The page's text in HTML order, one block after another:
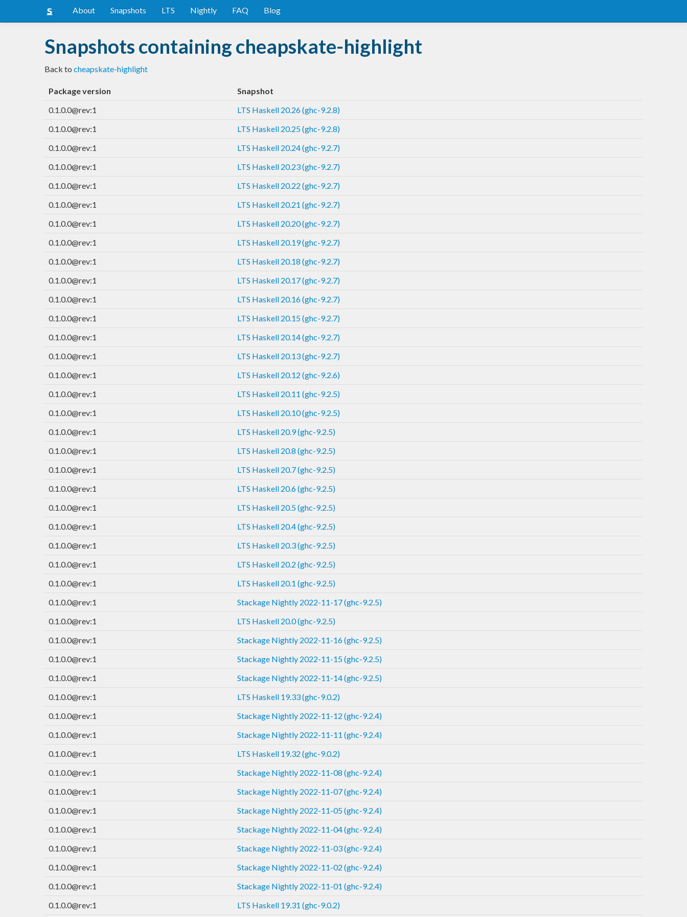
About Snapshots LTS Nightly FAQ Blog
Snapshots containing cheapskate-highlight
Back to cheapskate-highlight
Package version
Snapshot
0.1.0.0@rev:1
LTS Haskell 20.26 (ghc-9.2.8)
0.1.0.0@rev:1
LTS Haskell 20.25 (ghc-9.2.8)
0.1.0.0@rev:1
LTS Haskell 20.24 (ghc-9.2.7)
0.1.0.0@rev:1
LTS Haskell 20.23 (ghc-9.2.7)
0.1.0.0@rev:1
LTS Haskell 20.22 (ghc-9.2.7)
0.1.0.0@rev:1
LTS Haskell 20.21 (ghc-9.2.7)
0.1.0.0@rev:1
LTS Haskell 20.20 (ghc-9.2.7)
0.1.0.0@rev:1
LTS Haskell 20.19 (ghc-9.2.7)
0.1.0.0@rev:1
LTS Haskell 20.18 (ghc-9.2.7)
0.1.0.0@rev:1
LTS Haskell 20.17 (ghc-9.2.7)
0.1.0.0@rev:1
LTS Haskell 20.16 (ghc-9.2.7)
0.1.0.0@rev:1
LTS Haskell 20.15 (ghc-9.2.7)
0.1.0.0@rev:1
LTS Haskell 20.14 (ghc-9.2.7)
0.1.0.0@rev:1
LTS Haskell 20.13 (ghc-9.2.7)
0.1.0.0@rev:1
LTS Haskell 20.12 (ghc-9.2.6)
0.1.0.0@rev:1
LTS Haskell 20.11 (ghc-9.2.5)
0.1.0.0@rev:1
LTS Haskell 20.10 (ghc-9.2.5)
0.1.0.0@rev:1
LTS Haskell 20.9 (ghc-9.2.5)
0.1.0.0@rev:1
LTS Haskell 20.8 (ghc-9.2.5)
0.1.0.0@rev:1
LTS Haskell 20.7 (ghc-9.2.5)
0.1.0.0@rev:1
LTS Haskell 20.6 (ghc-9.2.5)
0.1.0.0@rev:1
LTS Haskell 20.5 (ghc-9.2.5)
0.1.0.0@rev:1
LTS Haskell 20.4 (ghc-9.2.5)
0.1.0.0@rev:1
LTS Haskell 20.3 (ghc-9.2.5)
0.1.0.0@rev:1
LTS Haskell 20.2 (ghc-9.2.5)
0.1.0.0@rev:1
LTS Haskell 20.1 (ghc-9.2.5)
0.1.0.0@rev:1
Stackage Nightly 2022-11-17 (ghc-9.2.5)
0.1.0.0@rev:1
LTS Haskell 20.0 (ghc-9.2.5)
0.1.0.0@rev:1
Stackage Nightly 2022-11-16 (ghc-9.2.5)
0.1.0.0@rev:1
Stackage Nightly 2022-11-15 (ghc-9.2.5)
0.1.0.0@rev:1
Stackage Nightly 2022-11-14 (ghc-9.2.5)
0.1.0.0@rev:1
LTS Haskell 19.33 (ghc-9.0.2)
0.1.0.0@rev:1
Stackage Nightly 2022-11-12 (ghc-9.2.4)
0.1.0.0@rev:1
Stackage Nightly 2022-11-11 (ghc-9.2.4)
0.1.0.0@rev:1
LTS Haskell 19.32 (ghc-9.0.2)
0.1.0.0@rev:1
Stackage Nightly 2022-11-08 (ghc-9.2.4)
0.1.0.0@rev:1
Stackage Nightly 2022-11-07 (ghc-9.2.4)
0.1.0.0@rev:1
Stackage Nightly 2022-11-05 (ghc-9.2.4)
0.1.0.0@rev:1
Stackage Nightly 2022-11-04 (ghc-9.2.4)
0.1.0.0@rev:1
Stackage Nightly 2022-11-03 (ghc-9.2.4)
0.1.0.0@rev:1
Stackage Nightly 2022-11-02 (ghc-9.2.4)
0.1.0.0@rev:1
Stackage Nightly 2022-11-01 (ghc-9.2.4)
0.1.0.0@rev:1
LTS Haskell 19.31 (ghc-9.0.2)